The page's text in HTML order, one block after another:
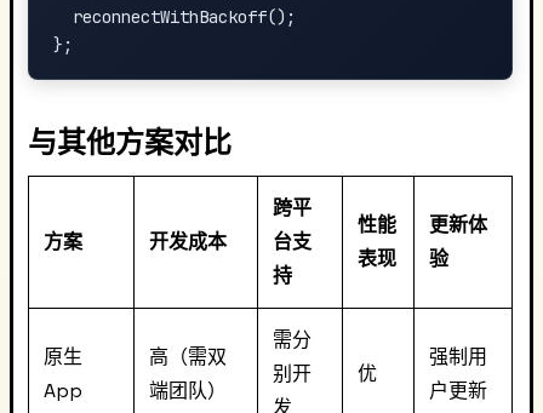
  reconnectWithBackoff();
与其他方案对比
方案 开发成本
跨平
台支
持
性能
表现
更新体
验
原生
App
高（需双
端团队）
需分
别开
发
优
强制用
户更新